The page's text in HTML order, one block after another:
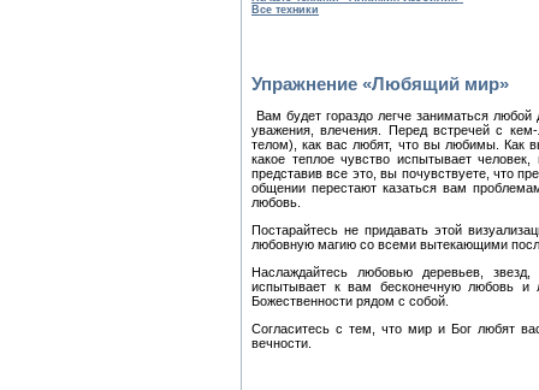
Все техники
Упражнение «Любящий мир»
Вам будет гораздо легче заниматься
уважения, влечения. Перед встречей с кем-
телом), как вас любят, что вы любимы. Как
какое теплое чувство испытывает
представив все это, вы почувствуете, что
общении перестают казаться вам
любовь.
Постарайтесь не придавать этой
любовную магию со всеми вытекающими
Наслаждайтесь любовью деревьев,
испытывает к вам бесконечную любовь и
Божественности рядом с собой.
Согласитесь с тем, что мир и Бог любят
вечности.